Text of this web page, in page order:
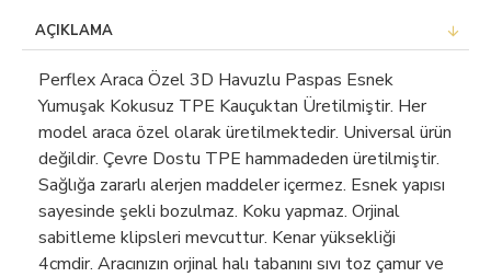
AÇIKLAMA
Perflex Araca Özel 3D Havuzlu Paspas Esnek
Yumuşak Kokusuz TPE Kauçuktan Üretilmiştir. Her
model araca özel olarak üretilmektedir. Universal ürün
değildir. Çevre Dostu TPE hammadeden üretilmiştir.
Sağlığa zararlı alerjen maddeler içermez. Esnek yapısı
sayesinde şekli bozulmaz. Koku yapmaz. Orjinal
sabitleme klipsleri mevcuttur. Kenar yüksekliği
4cmdir. Aracınızın orjinal halı tabanını sıvı toz çamur ve